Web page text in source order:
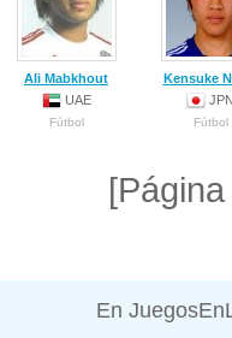
Ali Mabkhout
UAE
Fútbol
Kensuke
Fútbol
En